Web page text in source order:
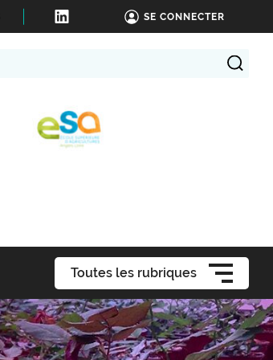
SE CONNECTER
Toutes les rubriques